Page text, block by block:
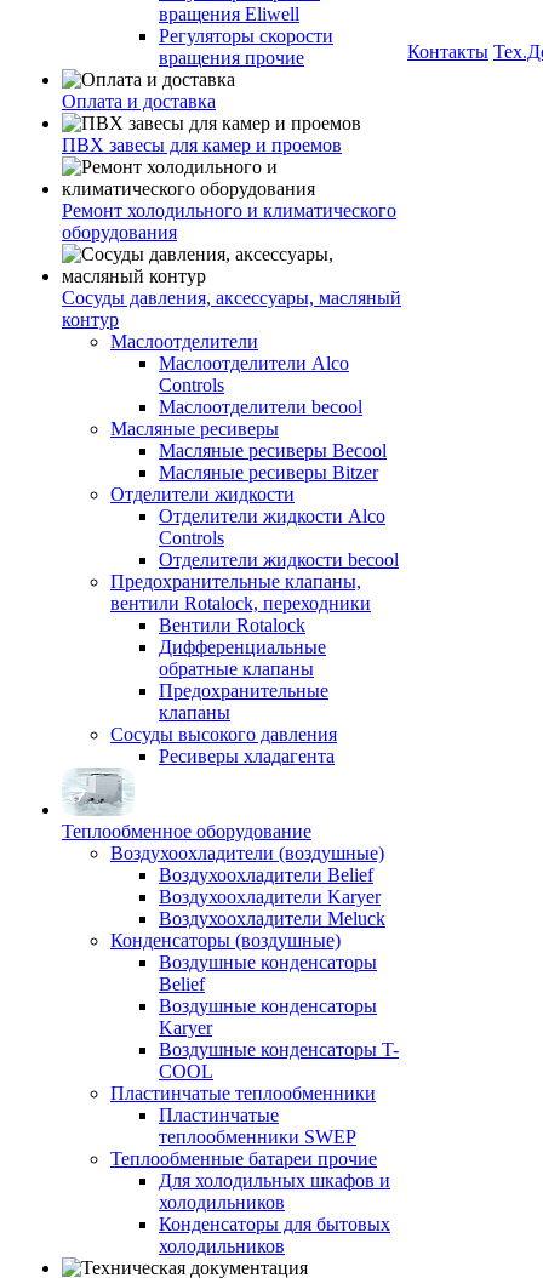
вращения Eliwell
Регуляторы скорости
вращения прочие
Оплата и доставка
ПВХ завесы для камер и проемов
Ремонт холодильного и климатического
оборудования
Сосуды давления, аксессуары, масляный
контур
Маслоотделители
Маслоотделители Alco
Controls
Маслоотделители becool
Масляные ресиверы
Масляные ресиверы Becool
Масляные ресиверы Bitzer
Отделители жидкости
Отделители жидкости Alco
Controls
Отделители жидкости becool
Предохранительные клапаны,
вентили Rotalock, переходники
Вентили Rotalock
Дифференциальные
обратные клапаны
Предохранительные
клапаны
Сосуды высокого давления
Ресиверы хладагента
Теплообменное оборудование
Воздухоохладители (воздушные)
Воздухоохладители Belief
Воздухоохладители Karyer
Воздухоохладители Meluck
Конденсаторы (воздушные)
Воздушные конденсаторы
Belief
Воздушные конденсаторы
Karyer
Воздушные конденсаторы T-
COOL
Пластинчатые теплообменники
Пластинчатые
теплообменники SWEP
Теплообменные батареи прочие
Для холодильных шкафов и
холодильников
Конденсаторы для бытовых
холодильников
Контакты